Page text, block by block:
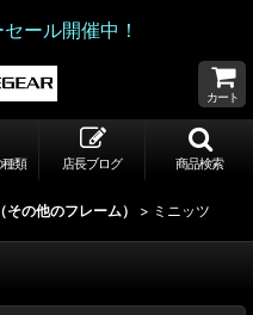
ール開催中！
カート
種類 店長ブログ 商品検索
その他のフレーム） > ミニッツ